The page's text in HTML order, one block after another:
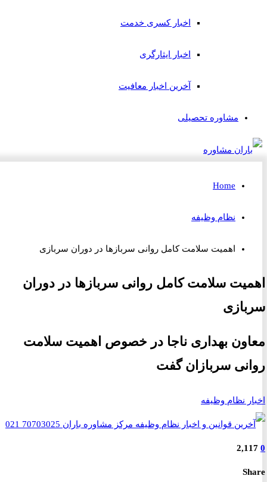
اخبار کسری خدمت
اخبار ایثارگری
آخرین اخبار معافیت
مشاوره تحصیلی
Home
نظام وظیفه
اهمیت سلامت کامل روانی سربازها در دوران سربازی
سلامت کامل روانی سربازها در دوران
بهداری ناجا در خصوص اهمیت سلامت
سربازان گفت
نظام وظیفه